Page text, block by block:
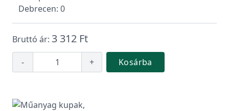
Debrecen: 0
Bruttó ár: 3 312 Ft
- + Kosárba